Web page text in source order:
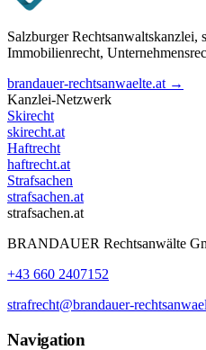
Salzburger Rechtsanwaltskanzlei,
Immobilienrecht,
brandauer-rechtsanwaelte.at →
Kanzlei-Netzwerk
Skirecht
skirecht.at
Haftrecht
haftrecht.at
Strafsachen
strafsachen.at
strafsachen.at
BRANDAUER Rechtsanwälte
+43 660 2407152
strafrecht@brandauer-
Navigation